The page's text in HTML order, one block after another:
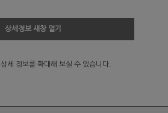
상세정보 새창 열기
상세 정보를 확대해 보실 수 있습니다.